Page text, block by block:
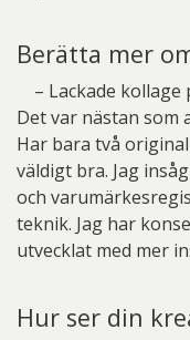
Berätta mer
– Lackade kollage
Det var nästan som
Har bara två
väldigt bra. Jag
och
teknik. Jag har
utvecklat med mer
Hur ser din